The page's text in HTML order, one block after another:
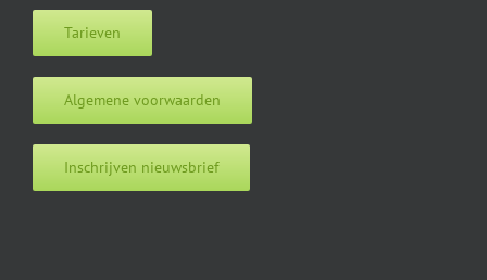
Tarieven
Algemene voorwaarden
Inschrijven nieuwsbrief